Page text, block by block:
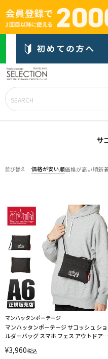
サ
並び替え 価格が安い順価格が高い順新
マンハッタンポーテージ
マンハッタンポーテージ サコッシュ ショ
ルダーバッグ スマホ フェス アウトドア
¥3,960税込